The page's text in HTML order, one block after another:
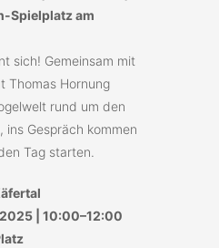
Spielplatz am
sich! Gemeinsam mit
Thomas Hornung
rund um den
ins Gespräch kommen
Tag starten.
| 10:00–12:00